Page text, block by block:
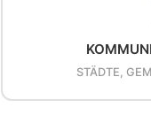
STÄDTE,